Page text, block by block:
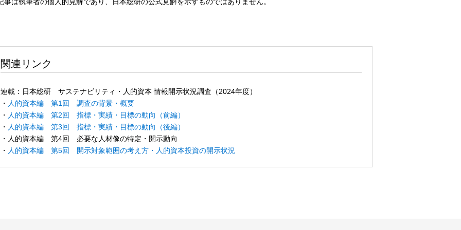
関連リンク
連載：日本総研 サステナビリティ・人的資本 情報開示状況調査（2024年度）
・ 人的資本編 第1回 調査の背景・概要
・ 人的資本編 第2回 指標・実績・目標の動向（前編）
・ 人的資本編 第3回 指標・実績・目標の動向（後編）
・人的資本編 第4回 必要な人材像の特定・開示動向
・ 人的資本編 第5回 開示対象範囲の考え方・人的資本投資の開示状況